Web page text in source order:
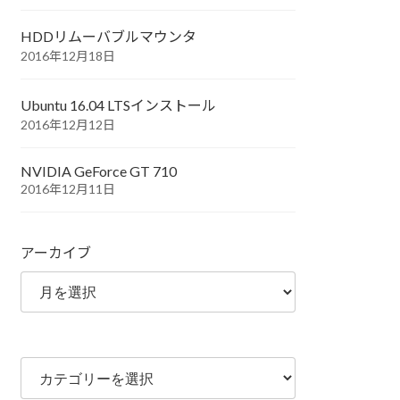
HDDリムーバブルマウンタ
2016年12月18日
Ubuntu 16.04 LTSインストール
2016年12月12日
NVIDIA GeForce GT 710
2016年12月11日
アーカイブ
カ